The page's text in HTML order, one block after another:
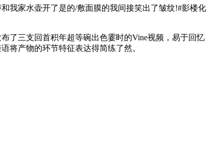
家水壶开了是的/敷面膜的我间接笑出了皱纹!#影楼化
三支回首积年超等碗出色霎时的Vine视频，易于回忆
将产物的环节特征表达得简练了然。